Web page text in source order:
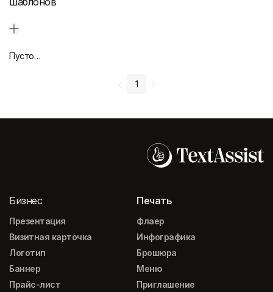
Пустой дизайн-макет
1
Бизнес
Презентация
Визитная карточка
Логотип
Баннер
Прайс-лист
Печать
Флаер
Инфографика
Брошюра
Меню
Приглашение